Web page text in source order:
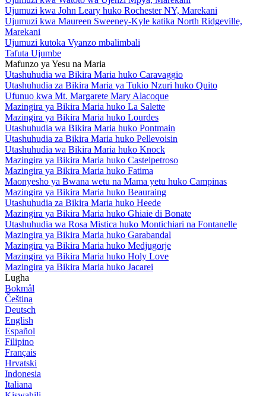
Ujumuzi kwa John Leary huko Rochester NY, Marekani
Ujumuzi kwa Maureen Sweeney-Kyle katika North Ridgeville,
Marekani
Ujumuzi kutoka Vyanzo mbalimbali
Tafuta Ujumbe
Mafunzo ya Yesu na Maria
Utashuhudia wa Bikira Maria huko Caravaggio
Utashuhudia za Bikira Maria ya Tukio Nzuri huko Quito
Ufunuo kwa Mt. Margarete Mary Alacoque
Mazingira ya Bikira Maria huko La Salette
Mazingira ya Bikira Maria huko Lourdes
Utashuhudia wa Bikira Maria huko Pontmain
Utashuhudia za Bikira Maria huko Pellevoisin
Utashuhudia wa Bikira Maria huko Knock
Mazingira ya Bikira Maria huko Castelpetroso
Mazingira ya Bikira Maria huko Fatima
Maonyesho ya Bwana wetu na Mama yetu huko Campinas
Mazingira ya Bikira Maria huko Beauraing
Utashuhudia za Bikira Maria huko Heede
Mazingira ya Bikira Maria huko Ghiaie di Bonate
Utashuhudia wa Rosa Mistica huko Montichiari na Fontanelle
Mazingira ya Bikira Maria huko Garabandal
Mazingira ya Bikira Maria huko Medjugorje
Mazingira ya Bikira Maria huko Holy Love
Mazingira ya Bikira Maria huko Jacarei
Lugha
Bokmål
Čeština
Deutsch
English
Español
Filipino
Français
Hrvatski
Indonesia
Italiana